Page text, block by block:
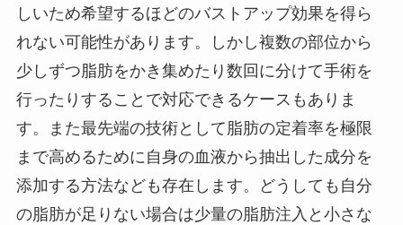
しいため希望するほどのバストアップ効果を得ら
れない可能性があります。しかし複数の部位から
少しずつ脂肪をかき集めたり数回に分けて手術を
行ったりすることで対応できるケースもありま
す。また最先端の技術として脂肪の定着率を極限
まで高めるために自身の血液から抽出した成分を
添加する方法なども存在します。どうしても自分
の脂肪が足りない場合は少量の脂肪注入と小さな